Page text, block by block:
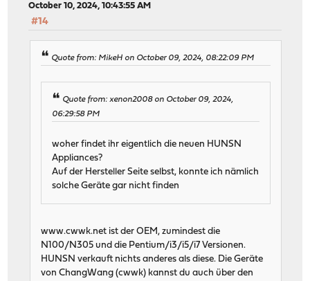
October 10, 2024, 10:43:55 AM
#14
Quote from: MikeH on October 09, 2024, 08:22:09 PM
Quote from: xenon2008 on October 09, 2024,
06:29:58 PM
woher findet ihr eigentlich die neuen HUNSN
Appliances?
Auf der Hersteller Seite selbst, konnte ich nämlich
solche Geräte gar nicht finden
www.cwwk.net ist der OEM, zumindest die
N100/N305 und die Pentium/i3/i5/i7 Versionen.
HUNSN verkauft nichts anderes als diese. Die Geräte
von ChangWang (cwwk) kannst du auch über den